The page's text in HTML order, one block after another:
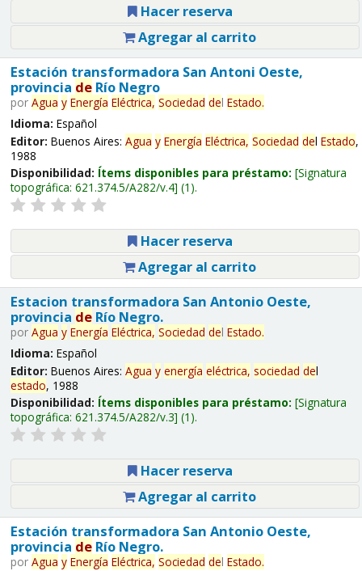
Hacer reserva
Agregar al carrito
Estación transformadora San Antoni Oeste,
provincia deRío Negro
por Agua y Energía Eléctrica, Sociedad del Estado.
Idioma: Español
Editor: Buenos Aires: Agua y Energía Eléctrica, Sociedad del Estado,
1988
Disponibilidad: Ítems disponibles para préstamo: Signatura
topográfica: 621.374.5/A282/v.4 (1).
Hacer reserva
Agregar al carrito
Estacion transformadora San Antonio Oeste,
provincia deRío Negro.
por Agua y Energía Eléctrica, Sociedad del Estado.
Idioma: Español
Editor: Buenos Aires: Agua y energía eléctrica, sociedad del
estado, 1988
Disponibilidad: Ítems disponibles para préstamo: Signatura
topográfica: 621.374.5/A282/v.3 (1).
Hacer reserva
Agregar al carrito
Estación transformadora San Antonio Oeste,
provincia deRío Negro.
por Agua y Energía Eléctrica, Sociedad del Estado.